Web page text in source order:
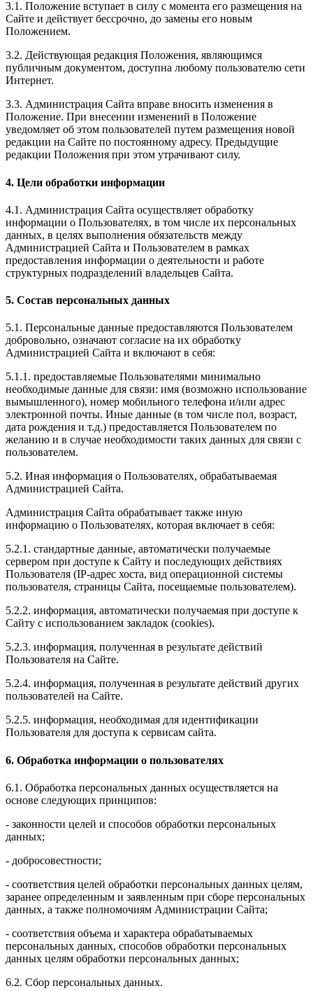
3.1. Положение вступает в силу с момента его размещения на
Сайте и действует бессрочно, до замены его новым
Положением.
3.2. Действующая редакция Положения, являющимся
публичным документом, доступна любому пользователю сети
Интернет.
3.3. Администрация Сайта вправе вносить изменения в
Положение. При внесении изменений в Положение
уведомляет об этом пользователей путем размещения новой
редакции на Сайте по постоянному адресу. Предыдущие
редакции Положения при этом утрачивают силу.
4. Цели обработки информации
4.1. Администрация Сайта осуществляет обработку
информации о Пользователях, в том числе их персональных
данных, в целях выполнения обязательств между
Администрацией Сайта и Пользователем в рамках
предоставления информации о деятельности и работе
структурных подразделений владельцев Сайта.
5. Состав персональных данных
5.1. Персональные данные предоставляются Пользователем
добровольно, означают согласие на их обработку
Администрацией Сайта и включают в себя:
5.1.1. предоставляемые Пользователями минимально
необходимые данные для связи: имя (возможно использование
вымышленного), номер мобильного телефона и/или адрес
электронной почты. Иные данные (в том числе пол, возраст,
дата рождения и т.д.) предоставляется Пользователем по
желанию и в случае необходимости таких данных для связи с
пользователем.
5.2. Иная информация о Пользователях, обрабатываемая
Администрацией Сайта.
Администрация Сайта обрабатывает также иную
информацию о Пользователях, которая включает в себя:
5.2.1. стандартные данные, автоматически получаемые
сервером при доступе к Сайту и последующих действиях
Пользователя (IP-адрес хоста, вид операционной системы
пользователя, страницы Сайта, посещаемые пользователем).
5.2.2. информация, автоматически получаемая при доступе к
Сайту с использованием закладок (cookies).
5.2.3. информация, полученная в результате действий
Пользователя на Сайте.
5.2.4. информация, полученная в результате действий других
пользователей на Сайте.
5.2.5. информация, необходимая для идентификации
Пользователя для доступа к сервисам сайта.
6. Обработка информации о пользователях
6.1. Обработка персональных данных осуществляется на
основе следующих принципов:
- законности целей и способов обработки персональных
данных;
- добросовестности;
- соответствия целей обработки персональных данных целям,
заранее определенным и заявленным при сборе персональных
данных, а также полномочиям Администрации Сайта;
- соответствия объема и характера обрабатываемых
персональных данных, способов обработки персональных
данных целям обработки персональных данных;
6.2. Сбор персональных данных.